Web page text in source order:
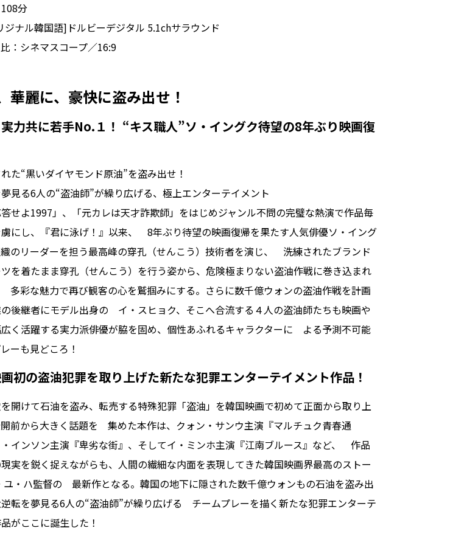
108分
ジナル韓国語]ドルビーデジタル 5.1chサラウンド
： シネマスコープ／16:9
華麗に、豪快に盗み出せ！
力共に若手No.１！ “キス職人”ソ・イングク待望の8年ぶり映画復
た“黒いダイヤモンド原油”を盗み出せ！
見る6人の“盗油師”が繰り広げる、極上エンターテイメント
せよ1997」、「元カレは天才詐欺師」をはじめジャンル不問の完璧な熱演で作品毎
にし、『君に泳げ！』以来、 8年ぶり待望の映画復帰を果たす人気俳優ソ・イング
のリーダーを担う最高峰の穿孔（せんこう）技術者を演じ、 洗練されたブランド
を着たまま穿孔（せんこう）を行う姿から、危険極まりない盗油作戦に巻き込まれ
多彩な魅力で再び観客の心を鷲掴みにする。さらに数千億ウォンの盗油作戦を計画
後継者にモデル出身の イ・スヒョク、そこへ合流する４人の盗油師たちも映画や
広く活躍する実力派俳優が脇を固め、個性あふれるキャラクターに よる予測不可能
ーも見どころ！
初の盗油犯罪を取り上げた新たな犯罪エンターテイメント作品！
開けて石油を盗み、転売する特殊犯罪「盗油」を韓国映画で初めて正面から取り上
前から大きく話題を 集めた本作は、クォン・サンウ主演『マルチュク青春通
インソン主演『卑劣な街』、そしてイ・ミンホ主演『江南ブルース』など、 作品
実を鋭く捉えながらも、人間の繊細な内面を表現してきた韓国映画界最高のストー
ユ・ハ監督の 最新作となる。韓国の地下に隠された数千億ウォンもの石油を盗み出
転を夢見る6人の“盗油師”が繰り広げる チームプレーを描く新たな犯罪エンターテ
がここに誕生した！